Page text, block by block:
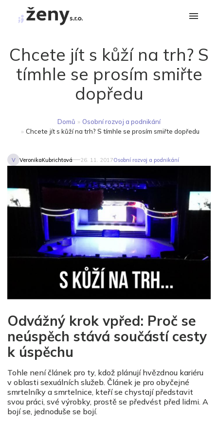
Chcete jít s kůží na trh? S
tímhle se prosím smiřte
dopředu
Domů » Osobní rozvoj a podnikání
» Chcete jít s kůží na trh? S tímhle se prosím smiřte dopředu
V VeronikaKubrichtová 26. 11. 2017Osobní rozvoj a podnikání
Odvážný krok vpřed: Proč se
neúspěch stává součástí cesty
k úspěchu
Tohle není článek pro ty, kdož plánují hvězdnou kariéru
v oblasti sexuálních služeb. Článek je pro obyčejné
smrtelníky a smrtelnice, kteří se chystají představit
svou práci, své výrobky, prostě se předvést před lidmi. A
bojí se, jednoduše se bojí.